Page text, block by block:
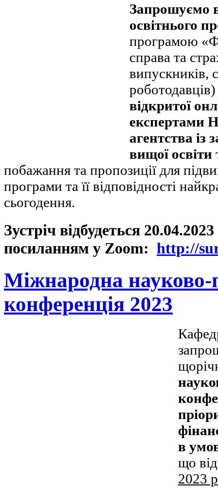
Запрошуємо
освітнього
програмою
справа та
випускників,
відкритої
експертами
агентства із
вищої освіти
побажання та пропозиції для
програми та її відповідності
сьогодення.
Зустріч відбудеться
посиланням у Zoom: http://
Міжнародна
конференція 2023
в
що
2023